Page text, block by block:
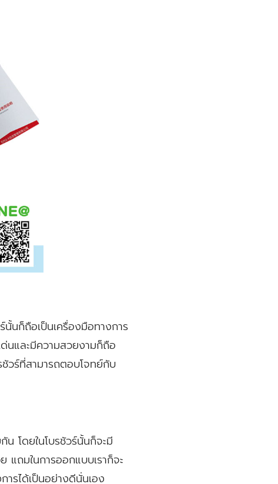
นั้นก็ถือเป็นเครื่องมือทางการ
นและมีความสวยงามก็ถือ
ชัวร์ที่สามารถตอบโจทย์กับ
โดยในโบรชัวร์นั้นก็จะมี
แถมในการออกแบบเราก็จะ
รได้เป็นอย่างดีนั่นเอง